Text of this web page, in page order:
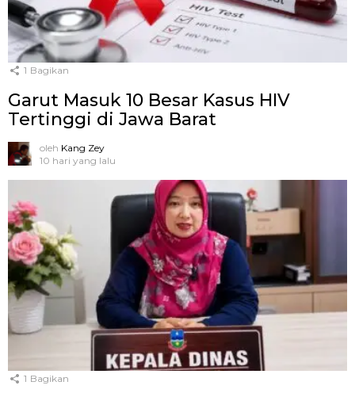
1 Bagikan
Garut Masuk 10 Besar Kasus HIV
Tertinggi di Jawa Barat
oleh Kang Zey
10 hari yang lalu
1 Bagikan